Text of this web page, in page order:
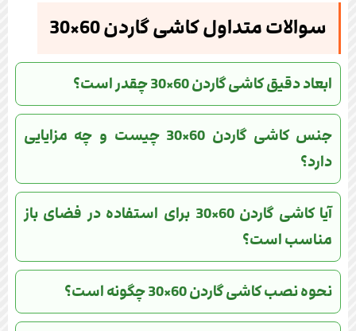
سوالات متداول کاشی گاردن 60×30
ابعاد دقیق کاشی گاردن 60×30 چقدر است؟
جنس کاشی گاردن 60×30 چیست و چه مزایایی
دارد؟
آیا کاشی گاردن 60×30 برای استفاده در فضای باز
مناسب است؟
نحوه نصب کاشی گاردن 60×30 چگونه است؟